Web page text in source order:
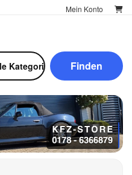
Mein Konto
Finden